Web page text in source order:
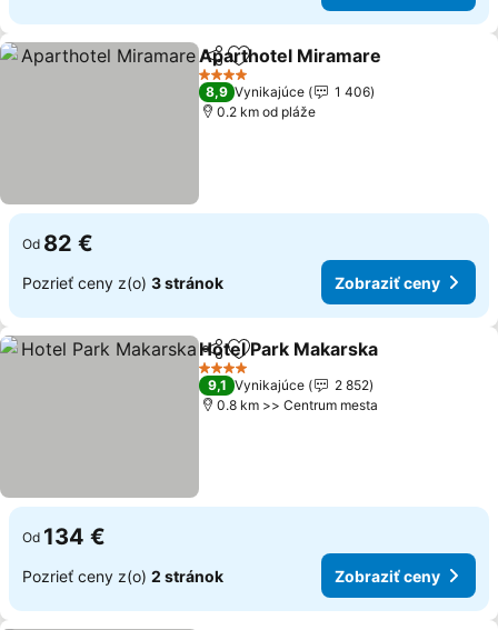
ZdieľaťPridať do obľúbených
Aparthotel Miramare
4 Počet hviezdičiek
8,9 Vynikajúce
1 406
0.2 km od pláže
Od 82 €
Pozrieť ceny z(o) 3 stránok Zobraziť ceny
ZdieľaťPridať do obľúbených
Hotel Park Makarska
4 Počet hviezdičiek
9,1 Vynikajúce
2 852
0.8 km >> Centrum mesta
Od 134 €
Pozrieť ceny z(o) 2 stránok Zobraziť ceny